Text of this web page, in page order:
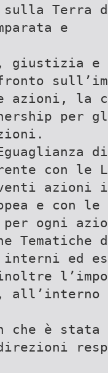
sulla Terra
e
azioni, la
con le
venti
e con
ogni
interni ed
che è